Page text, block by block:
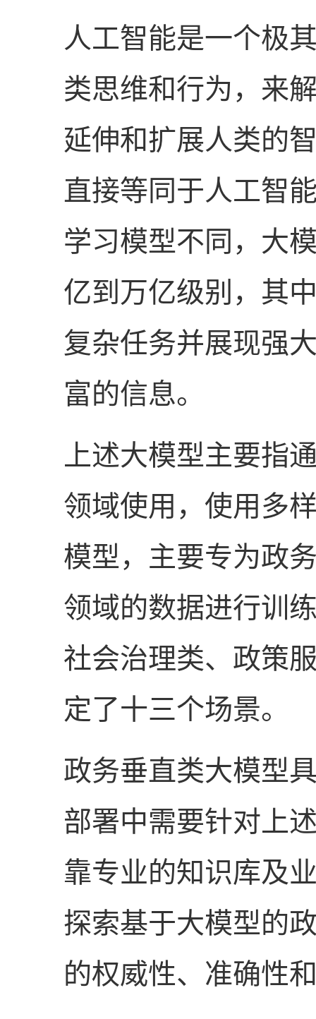
人工智能是一个极
类思维和行为，来
延伸和扩展人类的
直接等同于人工智
学习模型不同，大
亿到万亿级别，其
复杂任务并展现强
富的信息。
上述大模型主要指
领域使用，使用多
模型，主要专为政
领域的数据进行训
社会治理类、政策
定了十三个场景。
政务垂直类大模型
部署中需要针对上
靠专业的知识库及
探索基于大模型的
的权威性、准确性